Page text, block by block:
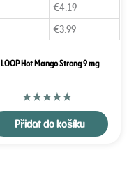
€4.19
€3.99
LOOP Hot Mango Strong 9 mg
Přidat do košíku